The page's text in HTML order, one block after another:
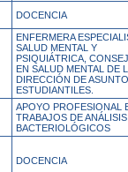
DOCENCIA
ENFERMERA
SALUD MENTAL Y
PSIQUIÁTRICA,
EN SALUD MENTAL DE
DIRECCIÓN DE
ESTUDIANTILES.
APOYO PROFESIONAL
TRABAJOS DE ANÁLISIS
BACTERIOLÓGICOS
DOCENCIA